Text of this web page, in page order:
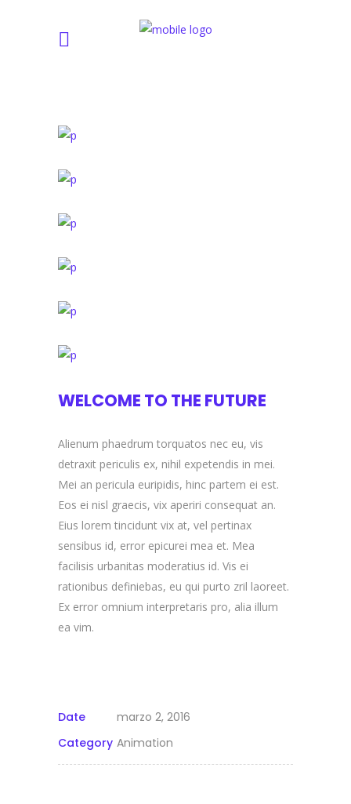
WELCOME TO THE FUTURE
Alienum phaedrum torquatos nec eu, vis
detraxit periculis ex, nihil expetendis in mei.
Mei an pericula euripidis, hinc partem ei est.
Eos ei nisl graecis, vix aperiri consequat an.
Eius lorem tincidunt vix at, vel pertinax
sensibus id, error epicurei mea et. Mea
facilisis urbanitas moderatius id. Vis ei
rationibus definiebas, eu qui purto zril laoreet.
Ex error omnium interpretaris pro, alia illum
ea vim.
Date
marzo 2, 2016
Category Animation